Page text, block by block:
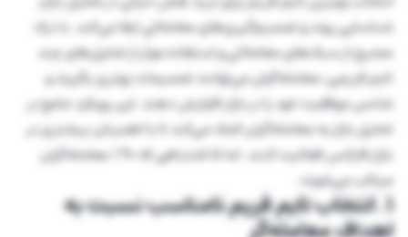
شناسایی روند و تصمیم‌گیری‌های معاملاتی ایفا می‌کند. با درک
صحیح از سبک‌های معاملاتی و استفاده موثر از تحلیل‌های چند
تایم فریمی، معامله‌گران می‌توانند تصمیمات بهتری بگیرند و
شانس موفقیت خود را در بازار افزایش دهند. این رویکرد جامع در
تحلیل بازار به معامله‌گران کمک می‌کند تا با اطمینان بیشتری در
بازار فارکس فعالیت کنند. اما ۵ اشتباهی که ۹۰٪ معامله‌گران
مرتکب می‌شوند:
۱. انتخاب تایم فریم نامناسب نسبت به